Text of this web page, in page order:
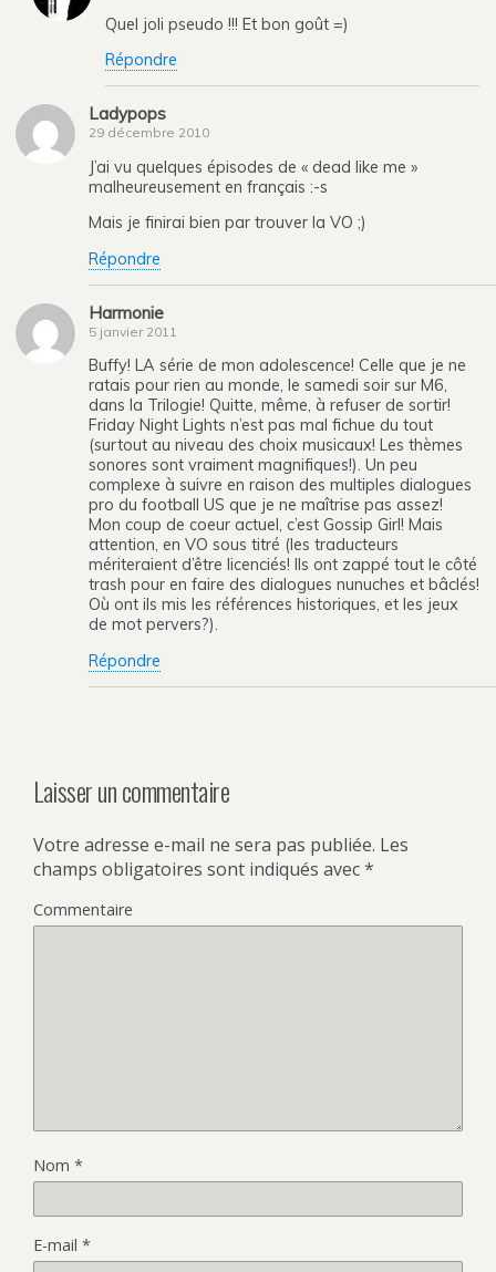
Quel joli pseudo !!! Et bon goût =)
Répondre
Ladypops
29 décembre 2010
J’ai vu quelques épisodes de « dead like me »
malheureusement en français :-s
Mais je finirai bien par trouver la VO ;)
Répondre
Harmonie
5 janvier 2011
Buffy! LA série de mon adolescence! Celle que je ne
ratais pour rien au monde, le samedi soir sur M6,
dans la Trilogie! Quitte, même, à refuser de sortir!
Friday Night Lights n’est pas mal fichue du tout
(surtout au niveau des choix musicaux! Les thèmes
sonores sont vraiment magnifiques!). Un peu
complexe à suivre en raison des multiples dialogues
pro du football US que je ne maîtrise pas assez!
Mon coup de coeur actuel, c’est Gossip Girl! Mais
attention, en VO sous titré (les traducteurs
mériteraient d’être licenciés! Ils ont zappé tout le côté
trash pour en faire des dialogues nunuches et bâclés!
Où ont ils mis les références historiques, et les jeux
de mot pervers?).
Répondre
Laisser un commentaire
Votre adresse e-mail ne sera pas publiée. Les
champs obligatoires sont indiqués avec*
Commentaire
Nom *
E-mail *